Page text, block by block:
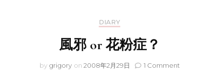
DIARY
風邪 or 花粉症？
by grigory on 2008年2月29日 1 Commenton